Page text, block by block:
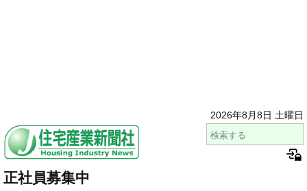
2026年8月8日 土曜日
正社員募集中